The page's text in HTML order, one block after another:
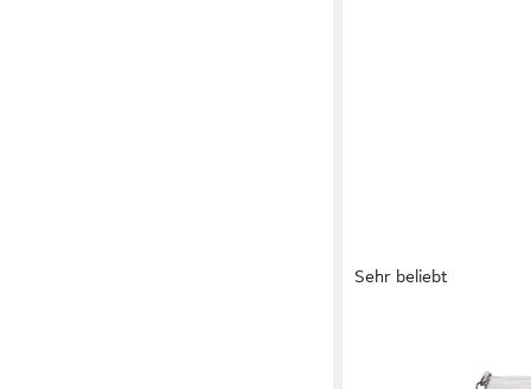
Sehr beliebt
hochwertig gewebte